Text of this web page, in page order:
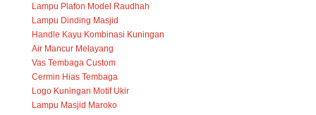
Lampu Plafon Model Raudhah
Lampu Dinding Masjid
Handle Kayu Kombinasi Kuningan
Air Mancur Melayang
Vas Tembaga Custom
Cermin Hias Tembaga
Logo Kuningan Motif Ukir
Lampu Masjid Maroko